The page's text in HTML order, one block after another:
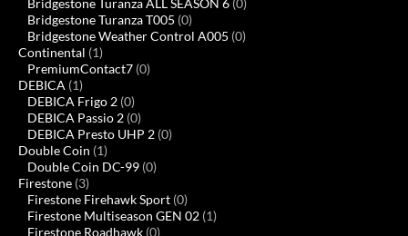
Bridgestone Turanza T005 (0)
Bridgestone Weather Control A005 (0)
Continental (1)
PremiumContact7 (0)
DEBICA (1)
DEBICA Frigo 2 (0)
DEBICA Passio 2 (0)
DEBICA Presto UHP 2 (0)
Double Coin (1)
Double Coin DC-99 (0)
Firestone (3)
Firestone Firehawk Sport (0)
Firestone Multiseason GEN 02 (1)
Firestone Roadhawk (0)